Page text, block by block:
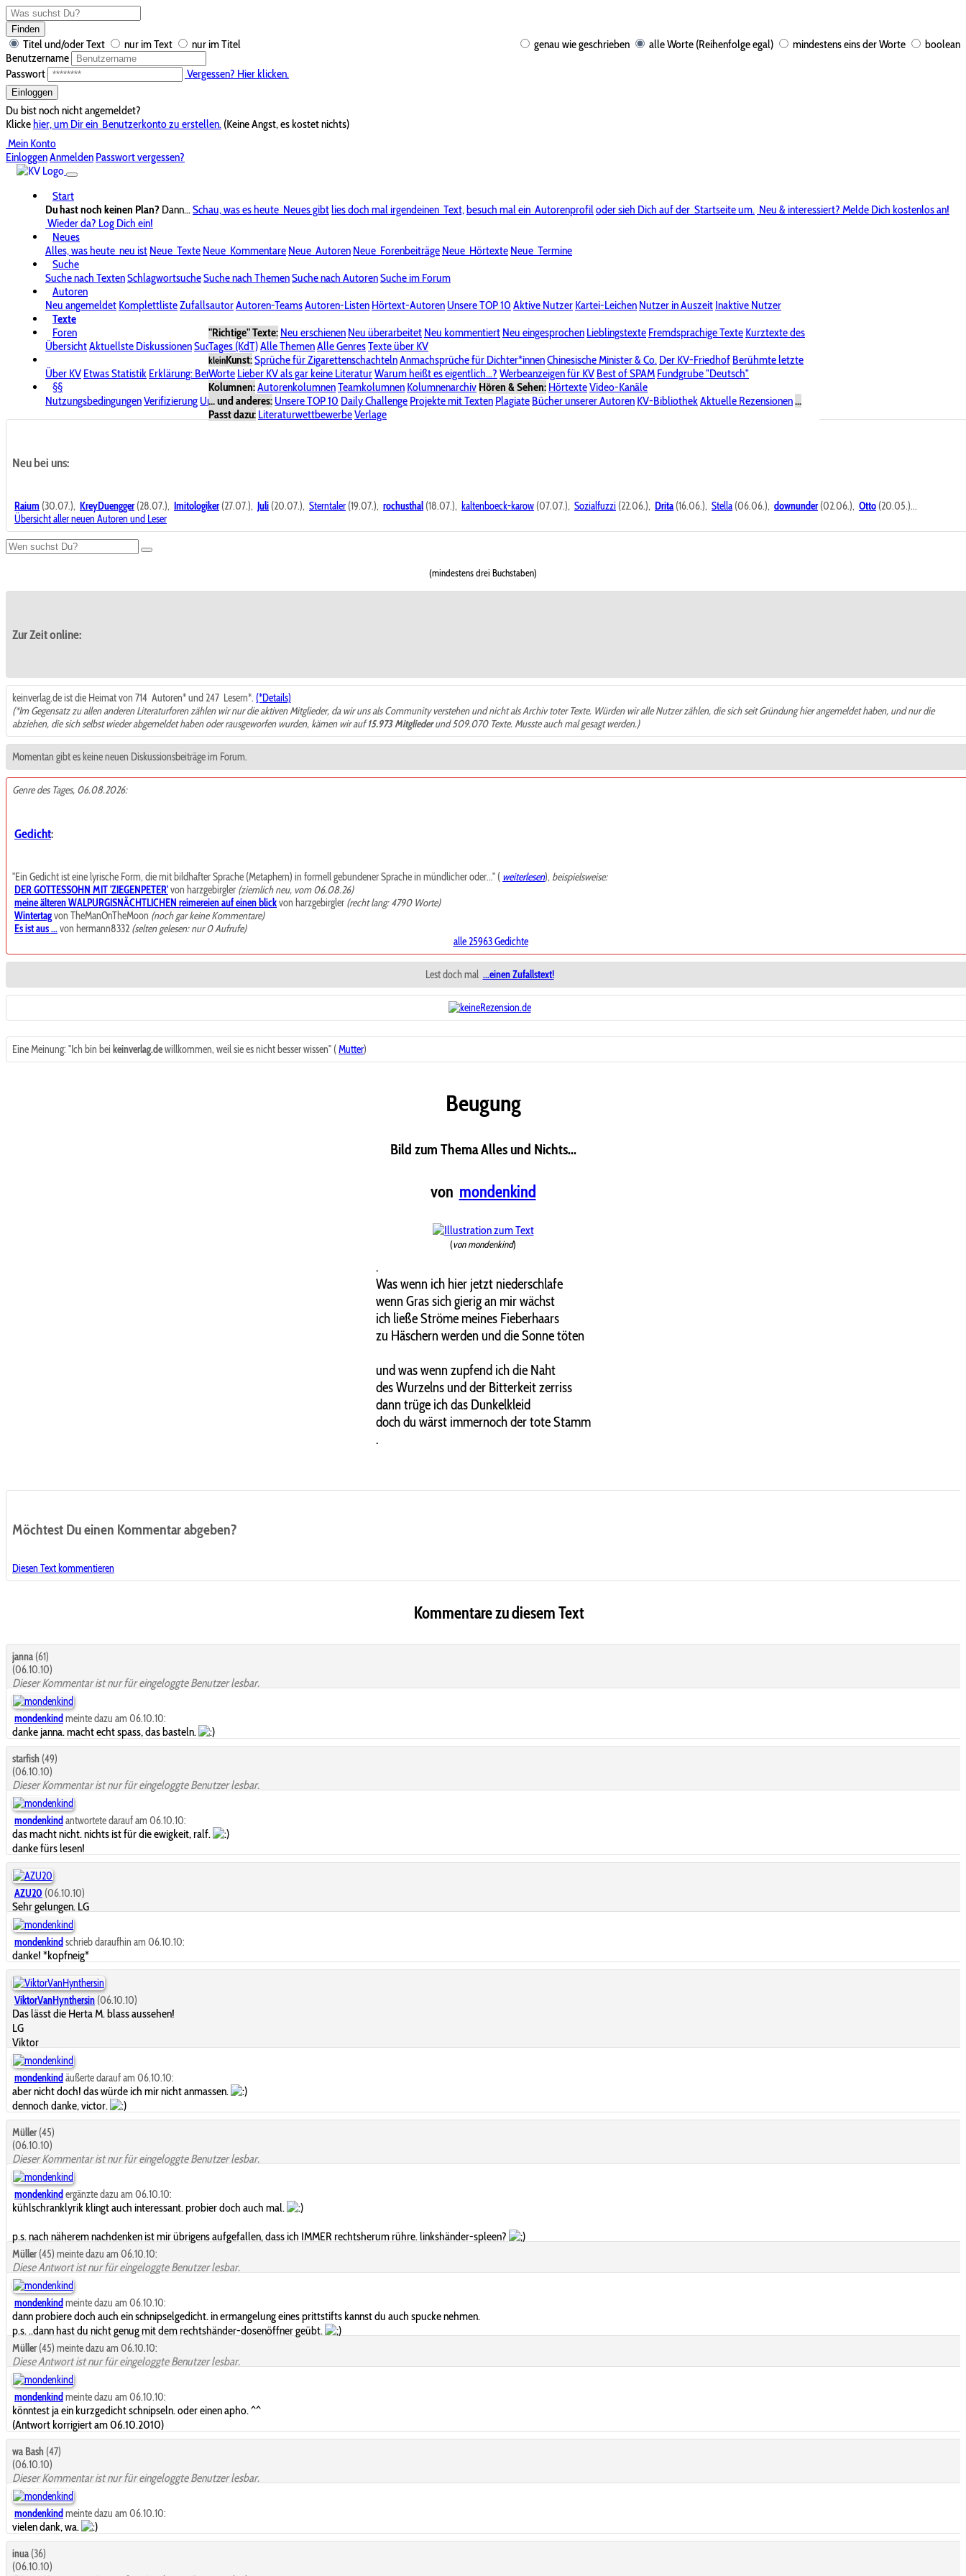
Finden
genau wie geschrieben alle Worte (Reihenfolge egal) mindestens eins der Worte boolean
Titel und/oder Text nur im Text
nur im Titel
Benutzername
Passwort
Vergessen? Hier klicken.
Einloggen
Du bist noch nicht angemeldet?
Klickehier, um Dir ein Benutzerkonto zu erstellen. (Keine Angst, es kostet nichts)
Mein Konto
EinloggenAnmelden Passwort vergessen?
Start
Du hast noch keinen Plan? Dann...Schau, was es heute Neues gibtlies doch mal irgendeinen Text,besuch mal ein Autorenprofiloder sieh Dich auf der Startseite um. Neu & interessiert? Melde Dich kostenlos an!
Wieder da? Log Dich ein!
Neues
Alles, was heute neu ist Neue Texte Neue Kommentare Neue Autoren Neue Forenbeiträge Neue Hörtexte Neue Termine
Suche
Suche nach TextenSchlagwortsucheSuche nach ThemenSuche nach AutorenSuche im Forum
Autoren
Neu angemeldet KomplettlisteZufallsautorAutoren-TeamsAutoren-Listen Hörtext-Autoren Unsere TOP 10 Aktive Nutzer Kartei-Leichen Nutzer in Auszeit Inaktive Nutzer
Texte
"Richtige" Texte: Neu erschienen Neu überarbeitet Neu kommentiert Neu eingesprochen Lieblingstexte Fremdsprachige Texte Kurztexte des
Tages (KdT)Alle ThemenAlle GenresTexte über KV
kleinKunst:Sprüche für ZigarettenschachtelnAnmachsprüche für Dichter*innenChinesische Minister & Co. Der KV-Friedhof Berühmte letzte
Worte Lieber KV als gar keine LiteraturWarum heißt es eigentlich...? Werbeanzeigen für KV Best of SPAM Fundgrube "Deutsch"
Kolumnen:AutorenkolumnenTeamkolumnen Kolumnenarchiv Hören & Sehen: HörtexteVideo-Kanäle
... und anderes: Unsere TOP 10 Daily Challenge Projekte mit Texten Plagiate Bücher unserer Autoren KV-BibliothekAktuelle Rezensionen...
Passt dazu: LiteraturwettbewerbeVerlage
Foren
ÜbersichtAktuellste DiskussionenSuche im ForumBereich "KV-Board"Bereich "Literatur & Schreiberei"
Über KV Etwas Statistik Erklärung: BenutzersymboleSpende für KV Unsere SpenderlisteAlle Wege führen zu KVPasswort vergessen?
§§
NutzungsbedingungenVerifizierung UrheberrechtAvatare & BilderStalkingDatenschutzerklärungImpressum
Neu bei uns:
Raium (30.07.), KreyDuengger(28.07.), Imitologiker(27.07.), Juli (20.07.), Sterntaler (19.07.), rochusthal (18.07.), kaltenboeck-karow (07.07.), Sozialfuzzi (22.06.), Drita (16.06.), Stella (06.06.), downunder(02.06.), Otto (20.05.)...
Übersicht aller neuen Autoren und Leser
(mindestens drei Buchstaben)
Zur Zeit online:
keinverlag.de ist die Heimat von 714 Autoren* und 247 Lesern*. (*Details)
(*Im Gegensatz zu allen anderen Literaturforen zählen wir nur die aktiven Mitglieder, da wir uns als Community verstehen und nicht als Archiv toter Texte. Würden wir alle Nutzer zählen, die sich seit Gründung hier angemeldet haben, und nur die
abziehen, die sich selbst wieder abgemeldet haben oder rausgeworfen wurden, kämen wir auf15.973 Mitgliederund 509.070 Texte. Musste auch mal gesagt werden.)
Momentan gibt es keine neuen Diskussionsbeiträge im Forum.
Genre des Tages, 06.08.2026:
Gedicht:
"Ein Gedicht ist eine lyrische Form, die mit bildhafter Sprache (Metaphern) in formell gebundener Sprache in mündlicher oder..." ( weiterlesen),beispielsweise:
DER GOTTESSOHN MIT 'ZIEGENPETER'von harzgebirgler (ziemlich neu, vom 06.08.26)
meine älteren WALPURGISNÄCHTLICHEN reimereien auf einen blickvon harzgebirgler (recht lang: 4790 Worte)
Wintertagvon TheManOnTheMoon (noch gar keine Kommentare)
Es ist aus ...von hermann8332 (selten gelesen: nur 0 Aufrufe)
alle 25963 Gedichte
Lest doch mal ...einen Zufallstext!
Eine Meinung: "Ich bin bei keinverlag.dewillkommen, weil sie es nicht besser wissen" (Mutter)
Beugung
Bild zum Thema Alles und Nichts...
von mondenkind
(von mondenkind)
.
Was wenn ich hier jetzt niederschlafe
wenn Gras sich gierig an mir wächst
ich ließe Ströme meines Fieberhaars
zu Häschern werden und die Sonne töten
und was wenn zupfend ich die Naht
des Wurzelns und der Bitterkeit zerriss
dann trüge ich das Dunkelkleid
doch du wärst immernoch der tote Stamm
.
Möchtest Du einen Kommentar abgeben?
Diesen Text kommentieren
Kommentare zu diesem Text
janna (61)
(06.10.10)
Dieser Kommentar ist nur für eingeloggte Benutzer lesbar.
mondenkind meinte dazu am 06.10.10:
danke janna. macht echt spass, das basteln.
starfish (49)
(06.10.10)
Dieser Kommentar ist nur für eingeloggte Benutzer lesbar.
mondenkind antwortete darauf am 06.10.10:
das macht nicht. nichts ist für die ewigkeit, ralf.
danke fürs lesen!
AZU20 (06.10.10)
Sehr gelungen. LG
mondenkind schrieb daraufhin am 06.10.10:
danke! *kopfneig*
ViktorVanHynthersin (06.10.10)
Das lässt die Herta M. blass aussehen!
LG
Viktor
mondenkind äußerte darauf am 06.10.10:
aber nicht doch! das würde ich mir nicht anmassen.
dennoch danke, victor.
Müller(45)
(06.10.10)
Dieser Kommentar ist nur für eingeloggte Benutzer lesbar.
mondenkind ergänzte dazu am 06.10.10:
kühlschranklyrik klingt auch interessant. probier doch auch mal.
p.s. nach näherem nachdenken ist mir übrigens aufgefallen, dass ich IMMER rechtsherum rühre. linkshänder-spleen?
Müller(45) meinte dazu am 06.10.10:
Diese Antwort ist nur für eingeloggte Benutzer lesbar.
mondenkind meinte dazu am 06.10.10:
dann probiere doch auch ein schnipselgedicht. in ermangelung eines prittstifts kannst du auch spucke nehmen.
p.s. ..dann hast du nicht genug mit dem rechtshänder-dosenöffner geübt.
Müller(45) meinte dazu am 06.10.10:
Diese Antwort ist nur für eingeloggte Benutzer lesbar.
mondenkind meinte dazu am 06.10.10:
könntest ja ein kurzgedicht schnipseln. oder einen apho. ^^
(Antwort korrigiert am 06.10.2010)
wa Bash (47)
(06.10.10)
Dieser Kommentar ist nur für eingeloggte Benutzer lesbar.
mondenkind meinte dazu am 06.10.10:
vielen dank, wa.
inua (36)
(06.10.10)